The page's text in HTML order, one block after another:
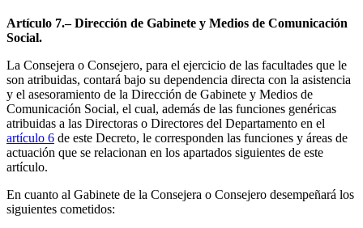
Artículo 7.– Dirección de Gabinete y Medios de Comunicación
Social.
La Consejera o Consejero, para el ejercicio de las facultades que le
son atribuidas, contará bajo su dependencia directa con la asistencia
y el asesoramiento de la Dirección de Gabinete y Medios de
Comunicación Social, el cual, además de las funciones genéricas
atribuidas a las Directoras o Directores del Departamento en el
artículo 6 de este Decreto, le corresponden las funciones y áreas de
actuación que se relacionan en los apartados siguientes de este
artículo.
En cuanto al Gabinete de la Consejera o Consejero desempeñará los
siguientes cometidos: